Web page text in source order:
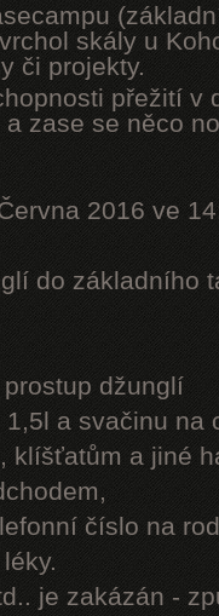
skály u
či projekty.
přežití v
zase se něco
2016 ve
do základního
džunglí
a svačinu na
klíšťatům a jiné
číslo na
je zakázán -